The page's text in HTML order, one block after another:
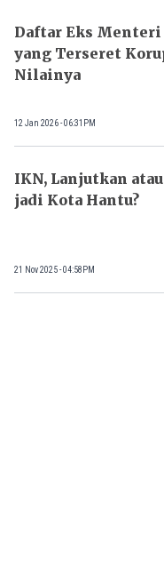
Daftar Eks Menteri
yang Terseret
Nilainya
12 Jan 2026 - 06:31PM
IKN, Lanjutkan
jadi Kota Hantu?
21 Nov 2025 - 04:58PM